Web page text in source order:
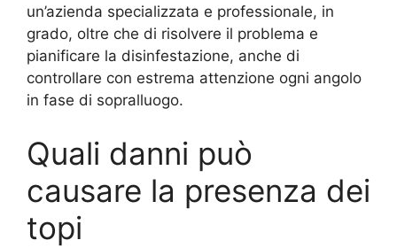
un’azienda specializzata e professionale, in
grado, oltre che di risolvere il problema e
pianificare la disinfestazione, anche di
controllare con estrema attenzione ogni angolo
in fase di sopralluogo.
Quali danni può
causare la presenza dei
topi